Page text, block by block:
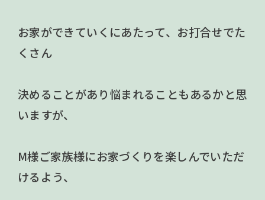
お家ができていくにあたって、お打合せでた
くさん
決めることがあり悩まれることもあるかと思
いますが、
M様ご家族様にお家づくりを楽しんでいただ
けるよう、